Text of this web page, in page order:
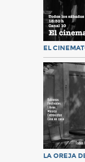
EL
LA OREJA